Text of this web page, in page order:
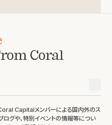
Coral
Capitalメンバーによる国内外のス
グや、特別イベントの情報等につい